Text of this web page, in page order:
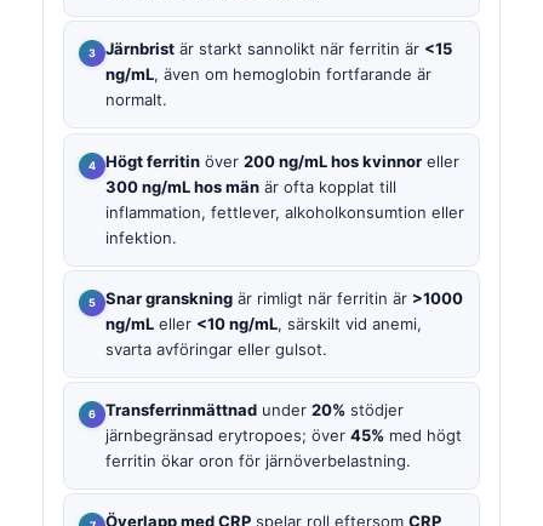
Järnbrist är starkt sannolikt när ferritin är <15
ng/mL, även om hemoglobin fortfarande är
normalt.
Högt ferritin över 200 ng/mL hos kvinnor eller
300 ng/mL hos män är ofta kopplat till
inflammation, fettlever, alkoholkonsumtion eller
infektion.
Snar granskning är rimligt när ferritin är >1000
ng/mL eller <10 ng/mL, särskilt vid anemi,
svarta avföringar eller gulsot.
Transferrinmättnad under 20% stödjer
järnbegränsad erytropoes; över 45% med högt
ferritin ökar oron för järnöverbelastning.
Överlapp med CRP spelar roll eftersom CRP